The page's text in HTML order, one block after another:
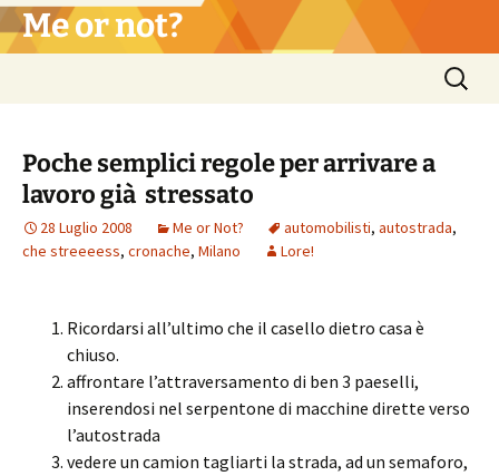
Vai
al Me or not?
Ricerca
per:
Poche semplici regole per arrivare a
lavoro già stressato
28 Luglio 2008 Me or Not? automobilisti, autostrada,
che streeeess, cronache, Milano Lore!
Ricordarsi all’ultimo che il casello dietro casa è
chiuso.
affrontare l’attraversamento di ben 3 paeselli,
inserendosi nel serpentone di macchine dirette verso
l’autostrada
vedere un camion tagliarti la strada, ad un semaforo,